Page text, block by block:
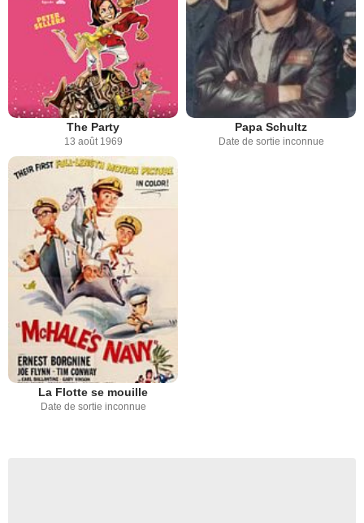
The Party
13 août 1969
Papa Schultz
Date de sortie inconnue
La Flotte se mouille
Date de sortie inconnue